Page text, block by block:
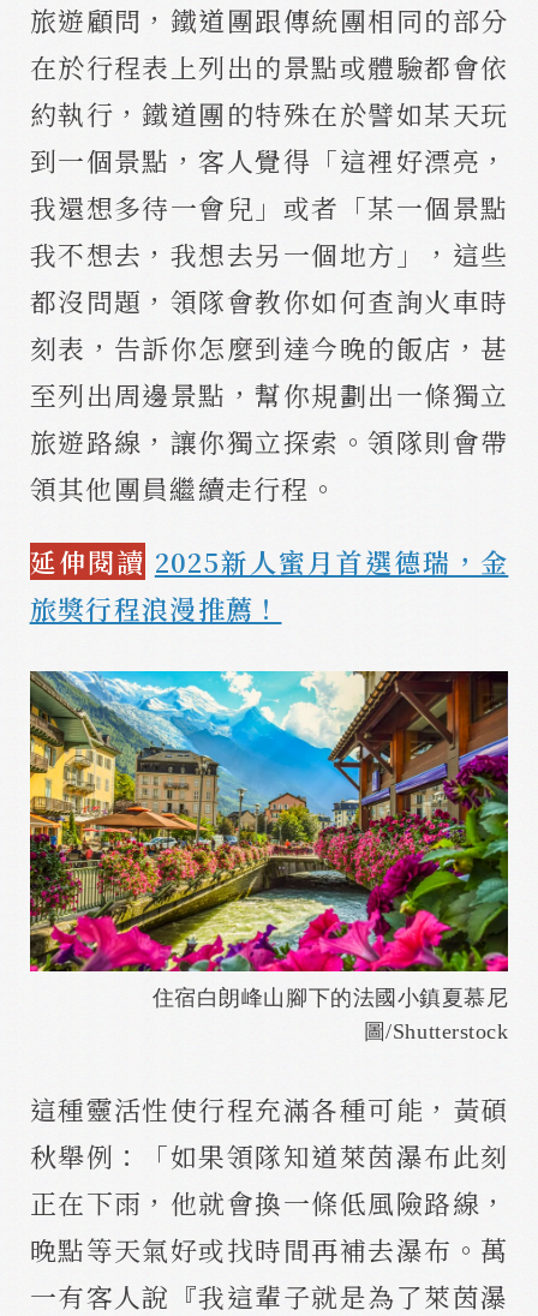
旅遊顧問，鐵道團跟傳統團相同的部分
在於行程表上列出的景點或體驗都會依
約執行，鐵道團的特殊在於譬如某天玩
到一個景點，客人覺得「這裡好漂亮，
我還想多待一會兒」或者「某一個景點
我不想去，我想去另一個地方」，這些
都沒問題，領隊會教你如何查詢火車時
刻表，告訴你怎麼到達今晚的飯店，甚
至列出周邊景點，幫你規劃出一條獨立
旅遊路線，讓你獨立探索。領隊則會帶
領其他團員繼續走行程。
延伸閱讀 2025新人蜜月首選德瑞，金
旅獎行程浪漫推薦！
住宿白朗峰山腳下的法國小鎮夏慕尼
圖/Shutterstock
這種靈活性使行程充滿各種可能，黃碩
秋舉例：「如果領隊知道萊茵瀑布此刻
正在下雨，他就會換一條低風險路線，
晚點等天氣好或找時間再補去瀑布。萬
一有客人說『我這輩子就是為了萊茵瀑